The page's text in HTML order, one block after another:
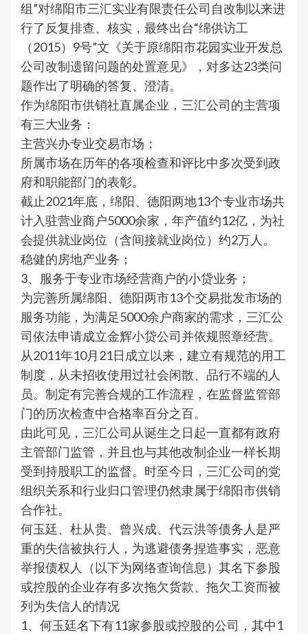
组”对绵阳市三汇实业有限责任公司自改制以来进
行了反复排查、核实，最终出台“绵供访工
（2015）9号”文《关于原绵阳市花园实业开发总
公司改制遗留问题的处置意见》，对多达23类问
题作出了明确的答复、澄清。
作为绵阳市供销社直属企业，三汇公司的主营项
有三大业务：
主营兴办专业交易市场；
所属市场在历年的各项检查和评比中多次受到政
府和职能部门的表彰。
截止2021年底，绵阳、德阳两地13个专业市场共
计入驻营业商户5000余家，年产值约12亿，为社
会提供就业岗位（含间接就业岗位）约2万人。
稳健的房地产业务；
3、服务于专业市场经营商户的小贷业务；
为完善所属绵阳、德阳两市13个交易批发市场的
服务功能，为满足5000余户商家的需求，三汇公
司依法申请成立金辉小贷公司并依规照章经营。
从2011年10月21日成立以来，建立有规范的用工
制度，从未招收使用过社会闲散、品行不端的人
员。制定有完善合规的工作流程，在监督监管部
门的历次检查中合格率百分之百。
由此可见，三汇公司从诞生之日起一直都有政府
主管部门监管，并且也与其他改制企业一样长期
受到持股职工的监督。时至今日，三汇公司的党
组织关系和行业归口管理仍然隶属于绵阳市供销
合作社。
何玉廷、杜从贵、曾兴成、代云洪等债务人是严
重的失信被执行人，为逃避债务捏造事实，恶意
举报债权人（以下为网络查询信息）其名下参股
或控股的企业存有多次拖欠货款、拖欠工资而被
列为失信人的情况
1、何玉廷名下有11家参股或控股的公司，其中1